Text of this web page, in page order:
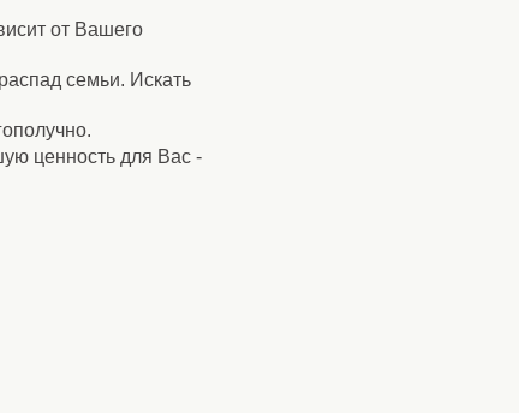
от Вашего
семьи. Искать
ценность для Вас -